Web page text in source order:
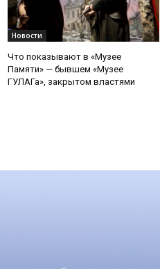
Новости
Что показывают в «Музее
Памяти» — бывшем «Музее
ГУЛАГа», закрытом властями